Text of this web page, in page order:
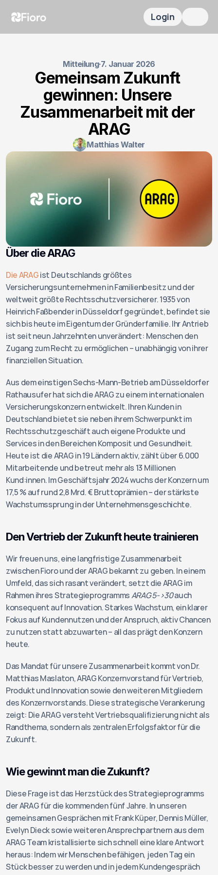
Mitteilung·7. Januar 2026
Gemeinsam Zukunft
gewinnen: Unsere
Zusammenarbeit mit der
ARAG
Matthias Walter
Über die ARAG
Die ARAG ist Deutschlands größtes
Versicherungsunternehmen in Familienbesitz und der
weltweit größte Rechtsschutzversicherer. 1935 von
Heinrich Faßbender in Düsseldorf gegründet, befindet sie
sich bis heute im Eigentum der Gründerfamilie. Ihr Antrieb
ist seit neun Jahrzehnten unverändert: Menschen den
Zugang zum Recht zu ermöglichen – unabhängig von ihrer
finanziellen Situation.
Aus dem einstigen Sechs-Mann-Betrieb am Düsseldorfer
Rathausufer hat sich die ARAG zu einem internationalen
Versicherungskonzern entwickelt. Ihren Kunden in
Deutschland bietet sie neben ihrem Schwerpunkt im
Rechtsschutzgeschäft auch eigene Produkte und
Services in den Bereichen Komposit und Gesundheit.
Heute ist die ARAG in 19 Ländern aktiv, zählt über 6.000
Mitarbeitende und betreut mehr als 13 Millionen
Kund:innen. Im Geschäftsjahr 2024 wuchs der Konzern um
17,5 % auf rund 2,8 Mrd. € Bruttoprämien – der stärkste
Wachstumssprung in der Unternehmensgeschichte.
Den Vertrieb der Zukunft heute trainieren
Wir freuen uns, eine langfristige Zusammenarbeit
zwischen Fioro und der ARAG bekannt zu geben. In einem
Umfeld, das sich rasant verändert, setzt die ARAG im
Rahmen ihres Strategieprogramms ARAG 5->30 auch
konsequent auf Innovation. Starkes Wachstum, ein klarer
Fokus auf Kundennutzen und der Anspruch, aktiv Chancen
zu nutzen statt abzuwarten – all das prägt den Konzern
heute.
Das Mandat für unsere Zusammenarbeit kommt von Dr.
Matthias Maslaton, ARAG Konzernvorstand für Vertrieb,
Produkt und Innovation sowie den weiteren Mitgliedern
des Konzernvorstands. Diese strategische Verankerung
zeigt: Die ARAG versteht Vertriebsqualifizierung nicht als
Randthema, sondern als zentralen Erfolgsfaktor für die
Zukunft.
Wie gewinnt man die Zukunft?
Diese Frage ist das Herzstück des Strategieprogramms
der ARAG für die kommenden fünf Jahre. In unseren
gemeinsamen Gesprächen mit Frank Küper, Dennis Müller,
Evelyn Dieck sowie weiteren Ansprechpartnern aus dem
ARAG Team kristallisierte sich schnell eine klare Antwort
heraus: Indem wir Menschen befähigen, jeden Tag ein
Stück besser zu werden und in jedem Kundengespräch
Login